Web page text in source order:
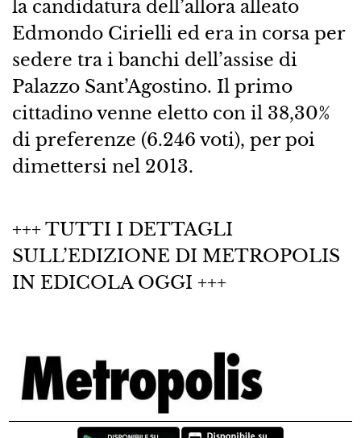
la candidatura dell’allora alleato
Edmondo Cirielli ed era in corsa per
sedere tra i banchi dell’assise di
Palazzo Sant’Agostino. Il primo
cittadino venne eletto con il 38,30%
di preferenze (6.246 voti), per poi
dimettersi nel 2013.
+++ TUTTI I DETTAGLI
SULL’EDIZIONE DI METROPOLIS
IN EDICOLA OGGI +++